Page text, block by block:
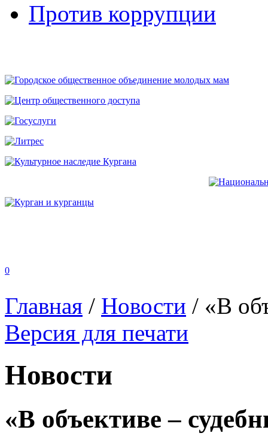
Против коррупции
0
Главная / Новости / «В
Версия для печати
Новости
«В объективе –